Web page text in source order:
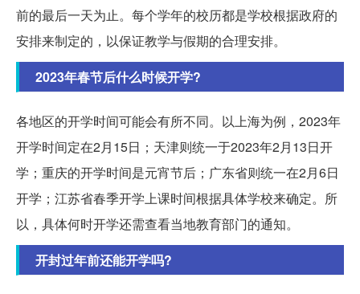
前的最后一天为止。每个学年的校历都是学校根据政府的
安排来制定的，以保证教学与假期的合理安排。
2023年春节后什么时候开学?
各地区的开学时间可能会有所不同。以上海为例，2023年
开学时间定在2月15日；天津则统一于2023年2月13日开
学；重庆的开学时间是元宵节后；广东省则统一在2月6日
开学；江苏省春季开学上课时间根据具体学校来确定。所
以，具体何时开学还需查看当地教育部门的通知。
开封过年前还能开学吗?